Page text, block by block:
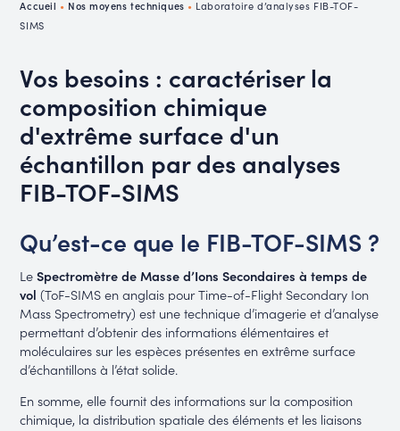
Accueil • Nos moyens techniques • Laboratoire d’analyses FIB-TOF-
SIMS
Vos besoins : caractériser la
composition chimique
d'extrême surface d'un
échantillon par des analyses
FIB-TOF-SIMS
Qu’est-ce que le FIB-TOF-SIMS ?
LeSpectromètre de Masse d’Ions Secondaires à temps de
vol (ToF-SIMS en anglais pour Time-of-Flight Secondary Ion
Mass Spectrometry) est une technique d’imagerie et d’analyse
permettant d’obtenir des informations élémentaires et
moléculaires sur les espèces présentes en extrême surface
d’échantillons à l’état solide.
En somme, elle fournit des informations sur la composition
chimique, la distribution spatiale des éléments et les liaisons